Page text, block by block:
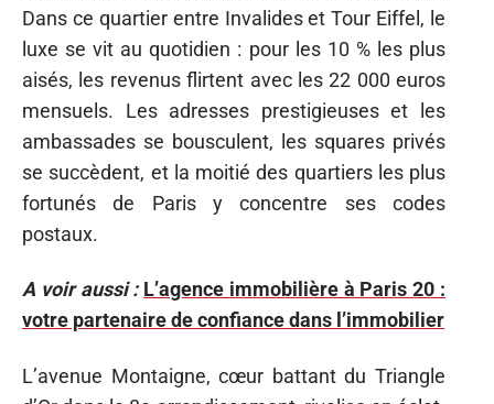
Dans ce quartier entre Invalides et Tour Eiffel, le
luxe se vit au quotidien : pour les 10 % les plus
aisés, les revenus flirtent avec les 22 000 euros
mensuels. Les adresses prestigieuses et les
ambassades se bousculent, les squares privés
se succèdent, et la moitié des quartiers les plus
fortunés de Paris y concentre ses codes
postaux.
A voir aussi : L’agence immobilière à Paris 20 :
votre partenaire de confiance dans l’immobilier
L’avenue Montaigne, cœur battant du Triangle